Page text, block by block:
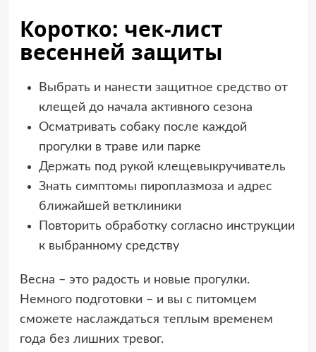
Коротко: чек-лист
весенней защиты
Выбрать и нанести защитное средство от
клещей до начала активного сезона
Осматривать собаку после каждой
прогулки в траве или парке
Держать под рукой клещевыкручиватель
Знать симптомы пироплазмоза и адрес
ближайшей ветклиники
Повторить обработку согласно инструкции
к выбранному средству
Весна – это радость и новые прогулки.
Немного подготовки – и вы с питомцем
сможете наслаждаться теплым временем
года без лишних тревог.